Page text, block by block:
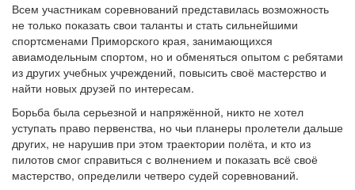
Всем участникам соревнований представилась возможность
не только показать свои таланты и стать сильнейшими
спортсменами Приморского края, занимающихся
авиамодельным спортом, но и обменяться опытом с ребятами
из других учебных учреждений, повысить своё мастерство и
найти новых друзей по интересам.
Борьба была серьезной и напряжённой, никто не хотел
уступать право первенства, но чьи планеры пролетели дальше
других, не нарушив при этом траектории полёта, и кто из
пилотов смог справиться с волнением и показать всё своё
мастерство, определили четверо судей соревнований.